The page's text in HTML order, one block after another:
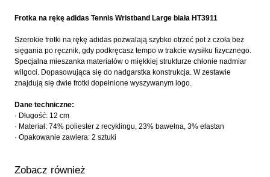
Frotka na rękę adidas Tennis Wristband Large biała HT3911
Szerokie frotki na rękę adidas pozwalają szybko otrzeć pot z czoła bez
sięgania po ręcznik, gdy podkręcasz tempo w trakcie wysiłku fizycznego.
Specjalna mieszanka materiałów o miękkiej strukturze chłonie nadmiar
wilgoci. Dopasowująca się do nadgarstka konstrukcja. W zestawie
znajdują się dwie frotki dopełnione wyszywanym logo.
Dane techniczne:
· Długość: 12 cm
· Materiał: 74% poliester z recyklingu, 23% bawełna, 3% elastan
· Opakowanie zawiera: 2 sztuki
Zobacz również